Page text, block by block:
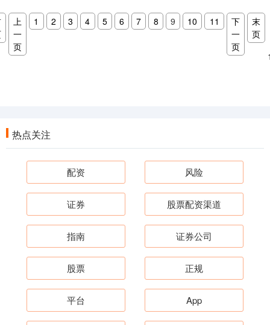
上
一
页
1 2 3 4 5 6 7 8 9 10 11
下
一
页
末
页
热点关注
配资 风险
证券 股票配资渠道
指南 证券公司
股票 正规
平台 App